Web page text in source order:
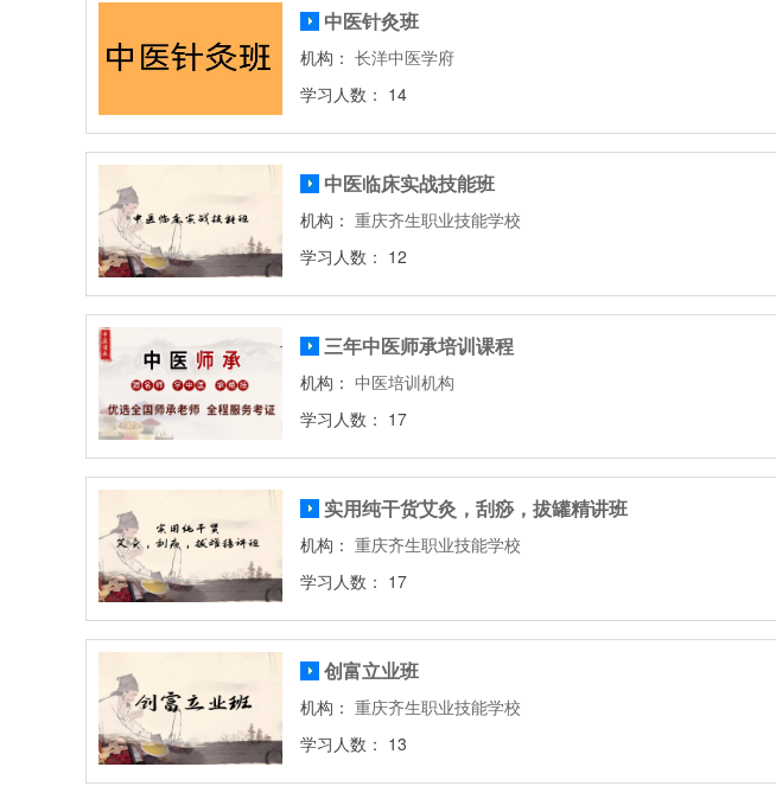
中医针灸班
机构： 长洋中医学府
学习人数： 14
中医临床实战技能班
机构： 重庆齐生职业技能学校
学习人数： 12
三年中医师承培训课程
机构： 中医培训机构
学习人数： 17
实用纯干货艾灸，刮痧，拔罐精讲班
机构： 重庆齐生职业技能学校
学习人数： 17
创富立业班
机构： 重庆齐生职业技能学校
学习人数： 13